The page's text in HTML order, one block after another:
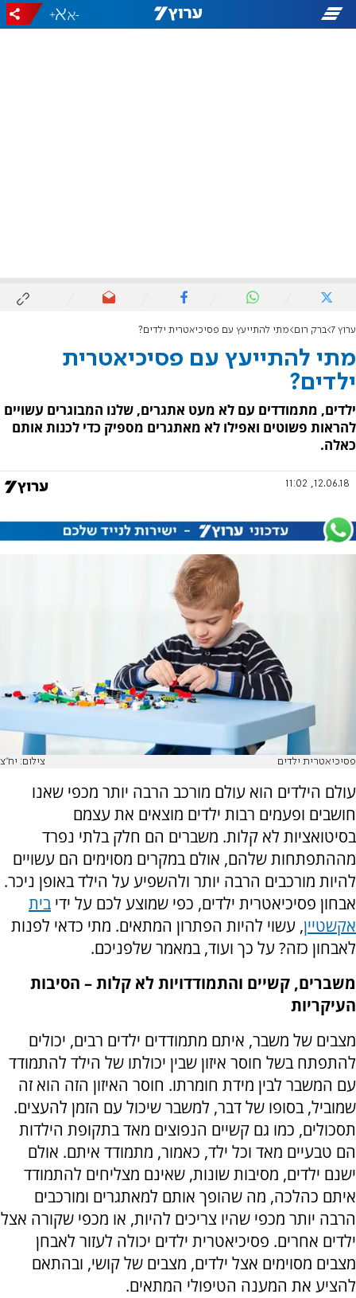
-
+
ערוץ 7 ברק רום מתי להתייעץ עם פסיכיאטרית ילדים?
מתי להתייעץ עם פסיכיאטרית
ילדים?
ילדים, מתמודדים עם לא מעט אתגרים, שלנו המבוגרים עשויים
להראות פשוטים ואפילו לא מאתגרים מספיק כדי לכנות אותם
כאלה.
12.06.18, 11:02
פסיכיאטרית ילדים צילום: יח"צ
עולם הילדים הוא עולם מורכב הרבה יותר מכפי שאנו
חושבים ופעמים רבות ילדים מוצאים את עצמם
בסיטואציות לא קלות. משברים הם חלק בלתי נפרד
מההתפתחות שלהם, אולם במקרים מסוימים הם עשויים
להיות מורכבים הרבה יותר ולהשפיע על הילד באופן ניכר.
אבחון פסיכיאטרית ילדים, כפי שמוצע לכם על ידי בית
אקשטיין, עשוי להיות הפתרון המתאים. מתי כדאי לפנות
לאבחון כזה? על כך ועוד, במאמר שלפניכם.
משברים, קשיים והתמודדויות לא קלות – הסיבות
העיקריות
מצבים של משבר, איתם מתמודדים ילדים רבים, יכולים
להתפתח בשל חוסר איזון שבין יכולתו של הילד להתמודד
עם המשבר לבין מידת חומרתו. חוסר האיזון הזה הוא זה
שמוביל, בסופו של דבר, למשבר שיכול עם הזמן להעצים.
תסכולים, כמו גם קשיים הנפוצים מאד בתקופת הילדות
הם טבעיים מאד וכל ילד, כאמור, מתמודד איתם. אולם
ישנם ילדים, מסיבות שונות, שאינם מצליחים להתמודד
איתם כהלכה, מה שהופך אותם למאתגרים ומורכבים
הרבה יותר מכפי שהיו צריכים להיות, או מכפי שקורה אצל
ילדים אחרים. פסיכיאטרית ילדים יכולה לעזור לאבחן
מצבים מסוימים אצל ילדים, מצבים של קושי, ובהתאם
להציע את המענה הטיפולי המתאים.